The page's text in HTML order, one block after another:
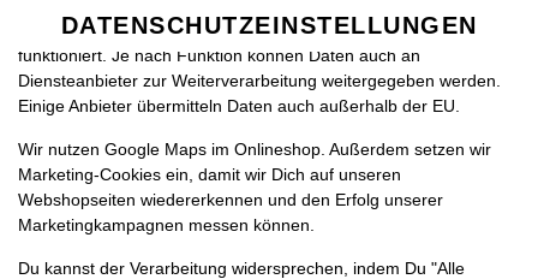
DE
SPRACHE ÄNDERN
HAMBURGER AUFLAUF
DATENSCHUTZEINSTELLUNGEN
benötigt, damit bei Deinem Besuch unseres Webshops auch alles
funktioniert. Je nach Funktion können Daten auch an
Diensteanbieter zur Weiterverarbeitung weitergegeben werden.
Einige Anbieter übermitteln Daten auch außerhalb der EU.
Wir nutzen Google Maps im Onlineshop. Außerdem setzen wir
Marketing-Cookies ein, damit wir Dich auf unseren
Webshopseiten wiedererkennen und den Erfolg unserer
Marketingkampagnen messen können.
Du kannst der Verarbeitung widersprechen, indem Du "Alle